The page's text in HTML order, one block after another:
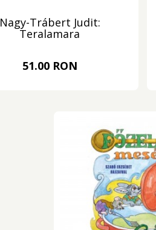
Nagy-Trábert Judit:
Teralamara
51.00 RON